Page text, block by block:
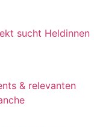
sucht Heldinnen
& relevanten